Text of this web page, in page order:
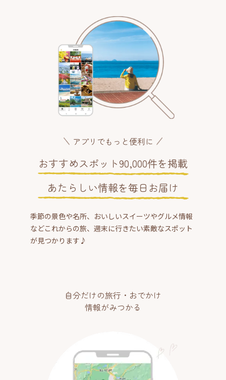
アプリでもっと便利に
おすすめスポット90,000件を掲載
あたらしい情報を毎日お届け
季節の景色や名所、おいしいスイーツやグルメ情報
などこれからの旅、週末に行きたい素敵なスポット
が見つかります♪
自分だけの旅行・おでかけ
情報がみつかる